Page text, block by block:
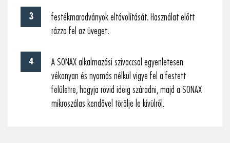
festékmaradványok eltávolítását. Használat előtt
rázza fel az üveget.
A SONAX alkalmazási szivaccsal egyenletesen
vékonyan és nyomás nélkül vigye fel a festett
felületre, hagyja rövid ideig száradni, majd a SONAX
mikroszálas kendővel törölje le kívülről.